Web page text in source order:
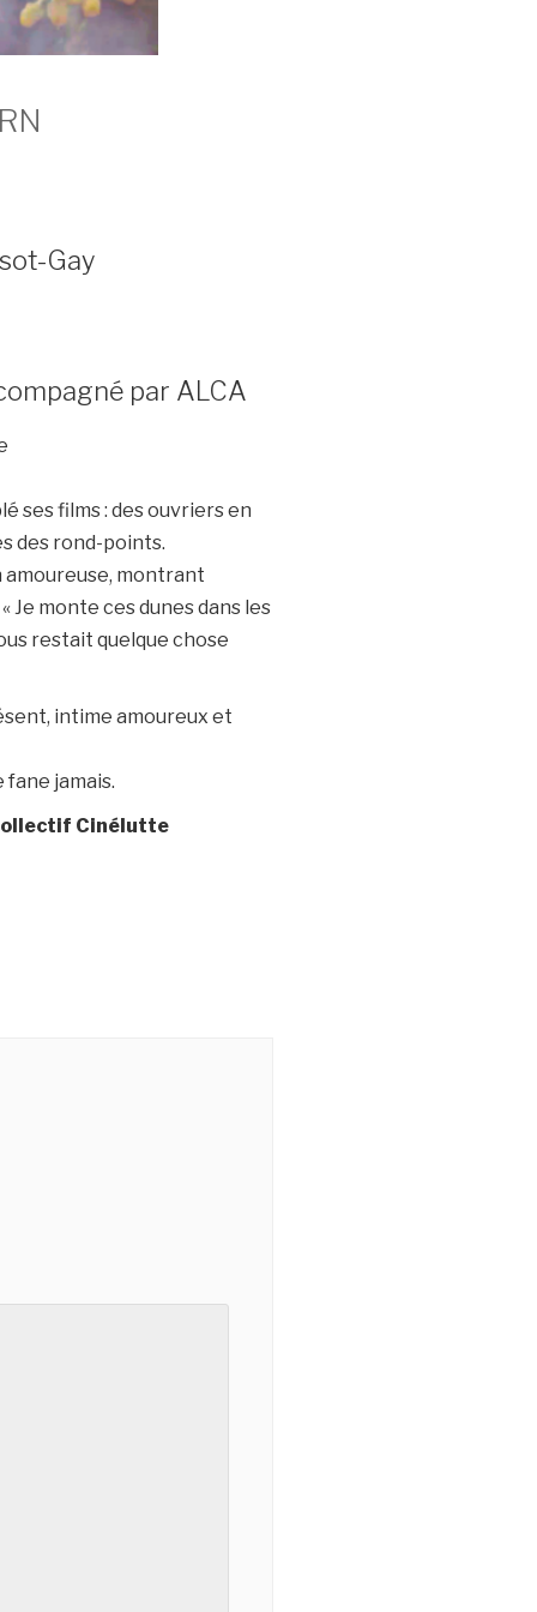
Gay
par ALCA
ses films : des ouvriers en
des rond-points.
amoureuse, montrant
Je monte ces dunes dans les
restait quelque chose
intime amoureux et
fane jamais.
Cinélutte